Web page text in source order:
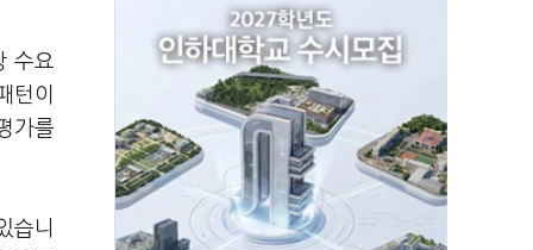
수요
턴이
가를
습니